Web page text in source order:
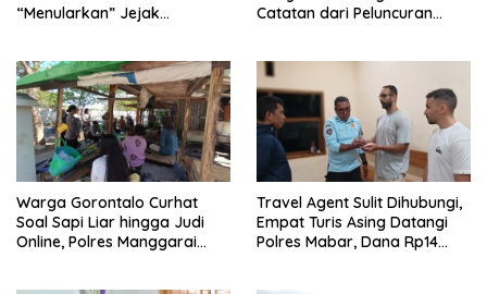
“Menularkan” Jejak
Catatan dari Peluncuran
Warga Gorontalo Curhat
Soal Sapi Liar hingga Judi
Online, Polres Manggarai
Travel Agent Sulit Dihubungi,
Empat Turis Asing Datangi
Polres Mabar, Dana Rp14